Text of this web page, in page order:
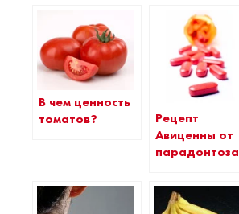
В чем ценность
томатов?
Рецепт
Авиценны от
парадонтоза